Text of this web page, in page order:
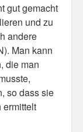
gut gemacht
und zu
andere
Man kann
die man
so dass sie
ermittelt